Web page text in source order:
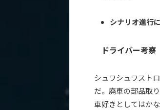
シナリオ進行
ドライバー考察
シュワシュワスト
だ。廃車の部品取
車好きとしてはか